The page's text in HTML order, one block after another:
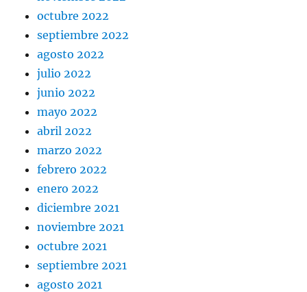
octubre 2022
septiembre 2022
agosto 2022
julio 2022
junio 2022
mayo 2022
abril 2022
marzo 2022
febrero 2022
enero 2022
diciembre 2021
noviembre 2021
octubre 2021
septiembre 2021
agosto 2021